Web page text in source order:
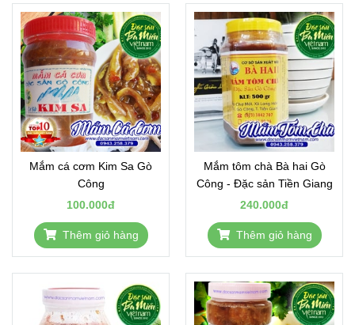
Mắm cá cơm Kim Sa Gò
Công
100.000đ
Thêm giỏ hàng
Mắm tôm chà Bà hai Gò
Công - Đặc sản Tiền Giang
240.000đ
Thêm giỏ hàng